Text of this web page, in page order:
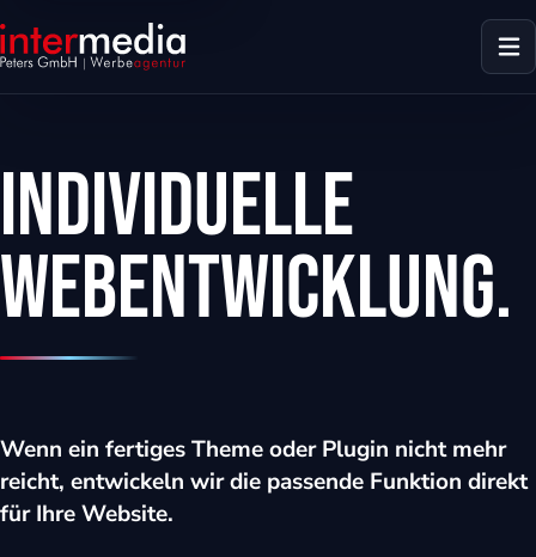
Individuelle
Webentwicklung.
Wenn ein fertiges Theme oder Plugin nicht mehr
reicht, entwickeln wir die passende Funktion direkt
für Ihre Website.